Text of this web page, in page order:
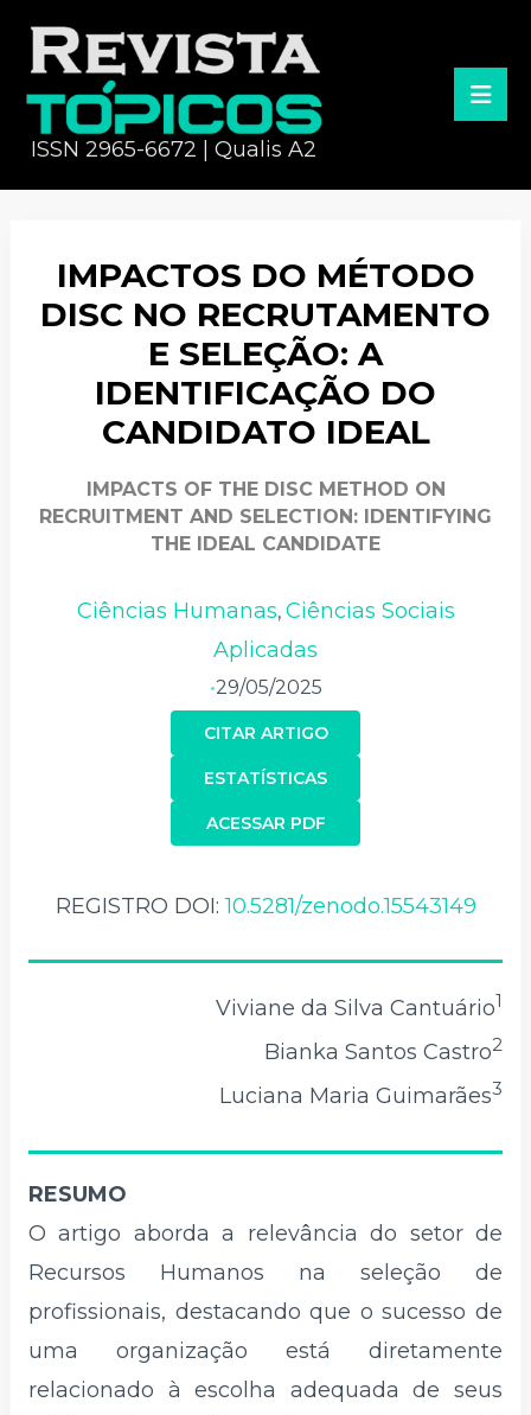
ISSN 2965-6672 | Qualis A2
IMPACTOS DO MÉTODO
DISC NO RECRUTAMENTO
E SELEÇÃO: A
IDENTIFICAÇÃO DO
CANDIDATO IDEAL
IMPACTS OF THE DISC METHOD ON
RECRUITMENT AND SELECTION: IDENTIFYING
THE IDEAL CANDIDATE
Ciências Humanas, Ciências Sociais
Aplicadas
•29/05/2025
CITAR ARTIGO
ACESSAR PDF
ESTATÍSTICAS
REGISTRO DOI:10.5281/zenodo.15543149
Viviane da Silva Cantuário1
Bianka Santos Castro2
Luciana Maria Guimarães3
RESUMO
O artigo aborda a relevância do setor de
Recursos Humanos na seleção de
profissionais, destacando que o sucesso de
uma organização está diretamente
relacionado à escolha adequada de seus